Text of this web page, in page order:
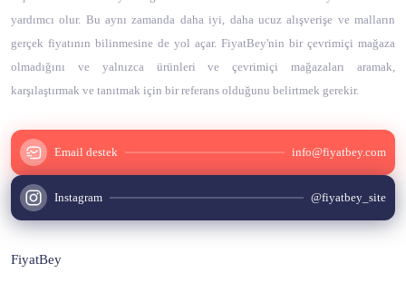
yardımcı olur. Bu aynı zamanda daha iyi, daha ucuz alışverişe ve malların
gerçek fiyatının bilinmesine de yol açar. FiyatBey'nin bir çevrimiçi mağaza
olmadığını ve yalnızca ürünleri ve çevrimiçi mağazaları aramak,
karşılaştırmak ve tanıtmak için bir referans olduğunu belirtmek gerekir.
Email destek info@fiyatbey.com
Instagram @fiyatbey_site
FiyatBey